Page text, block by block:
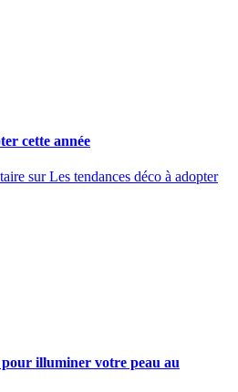
cette année
sur Les tendances déco à adopter
illuminer votre peau au